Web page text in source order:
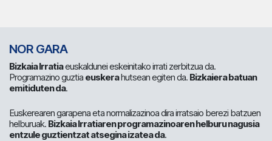
NOR GARA
Bizkaia Irratiaeuskaldunei eskeinitako irrati zerbitzua da.
Programazino guztia euskerahutsean egiten da. Bizkaiera batuan
emitiduten da.
Euskerearen garapena eta normalizazinoa dira irratsaio berezi batzuen
helburuak. Bizkaia Irratiaren programazinoaren helburu nagusia
entzule guztientzat atsegina izatea da.